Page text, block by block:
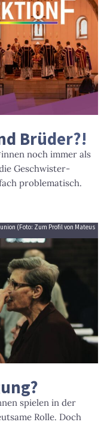
Brüder?!
noch immer als
Geschwister-
problematisch.
(Foto: Zum Profil von Mateus
spielen in der
Rolle. Doch